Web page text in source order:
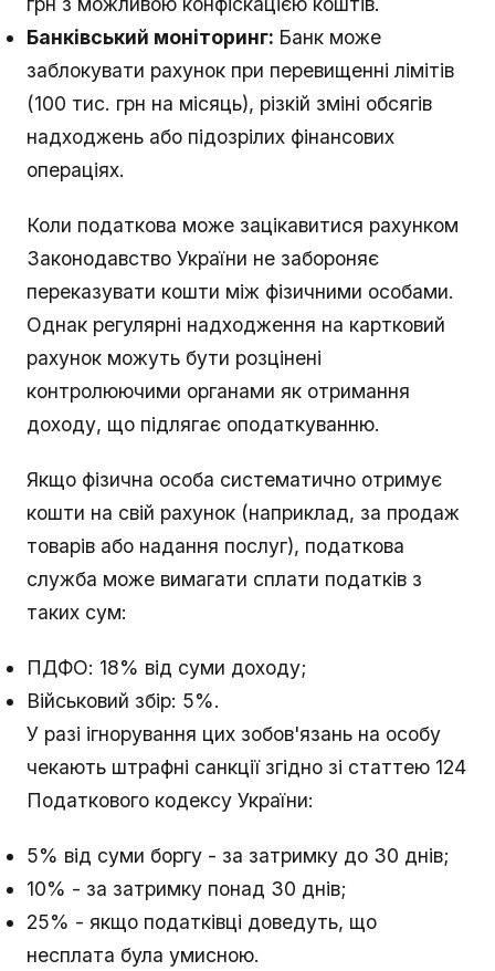
Банківський моніторинг: Банк може
заблокувати рахунок при перевищенні лімітів
(100 тис. грн на місяць), різкій зміні обсягів
надходжень або підозрілих фінансових
операціях.
Коли податкова може зацікавитися рахунком
Законодавство України не забороняє
переказувати кошти між фізичними особами.
Однак регулярні надходження на картковий
рахунок можуть бути розцінені
контролюючими органами як отримання
доходу, що підлягає оподаткуванню.
Якщо фізична особа систематично отримує
кошти на свій рахунок (наприклад, за продаж
товарів або надання послуг), податкова
служба може вимагати сплати податків з
таких сум:
ПДФО: 18% від суми доходу;
Військовий збір: 5%.
У разі ігнорування цих зобов'язань на особу
чекають штрафні санкції згідно зі статтею 124
Податкового кодексу України:
5% від суми боргу - за затримку до 30 днів;
10% - за затримку понад 30 днів;
25% - якщо податківці доведуть, що
несплата була умисною.